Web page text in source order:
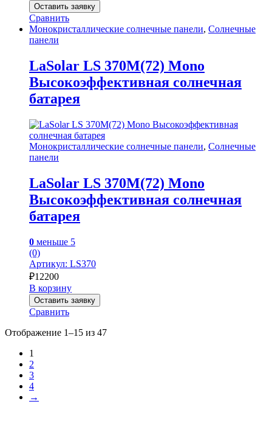
Оставить заявку
Сравнить
Монокристаллические солнечные панели, Солнечные
панели
LaSolar LS 370M(72) Mono
Высокоэффективная солнечная
батарея
Монокристаллические солнечные панели, Солнечные
панели
LaSolar LS 370M(72) Mono
Высокоэффективная солнечная
батарея
0 меньше 5
(0)
Артикул: LS370
₽12200
В корзину
Оставить заявку
Сравнить
Отображение 1–15 из 47
1
2
3
4
→